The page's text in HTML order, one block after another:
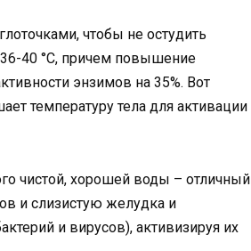
чтобы не остудить
40 °С, причем повышение
энзимов на 35%. Вот
температуру тела для активации
чистой, хорошей воды – отличный
и слизистую желудка и
и вирусов), активизируя их